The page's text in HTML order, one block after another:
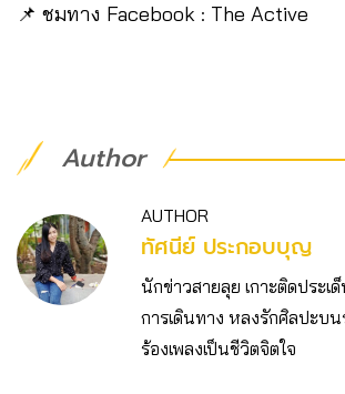
📌 ชมทาง Facebook : The Active
Author
AUTHOR
ทัศนีย์ ประกอบบุญ
นักข่าวสายลุย เกาะติดประเ
การเดินทาง หลงรักศิลปะบน
ร้องเพลงเป็นชีวิตจิตใจ